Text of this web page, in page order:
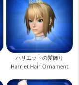
ハリエットの髪飾り
Harriet Hair Ornament